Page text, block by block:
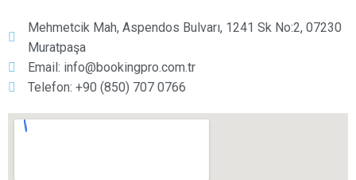
Mehmetcik Mah, Aspendos Bulvarı, 1241 Sk No:2, 07230
Muratpaşa
Email: info@bookingpro.com.tr
Telefon: +90 (850) 707 0766